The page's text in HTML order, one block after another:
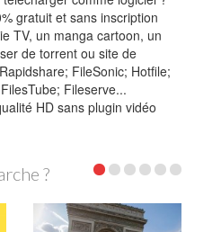
gratuit et sans inscription
TV, un manga cartoon, un
de torrent ou site de
FileSonic; Hotfile;
Fileserve...
HD sans plugin vidéo
?